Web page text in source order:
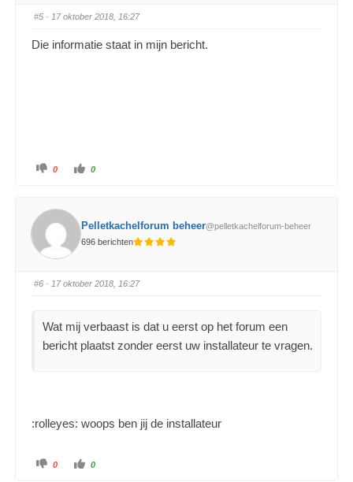
#5 · 17 oktober 2018, 16:27
Die informatie staat in mijn bericht.
0 0
Pelletkachelforum beheer@pelletkachelforum-beheer
696 berichten
#6 · 17 oktober 2018, 16:27
Wat mij verbaast is dat u eerst op het forum een
bericht plaatst zonder eerst uw installateur te vragen.
:rolleyes: woops ben jij de installateur
0 0